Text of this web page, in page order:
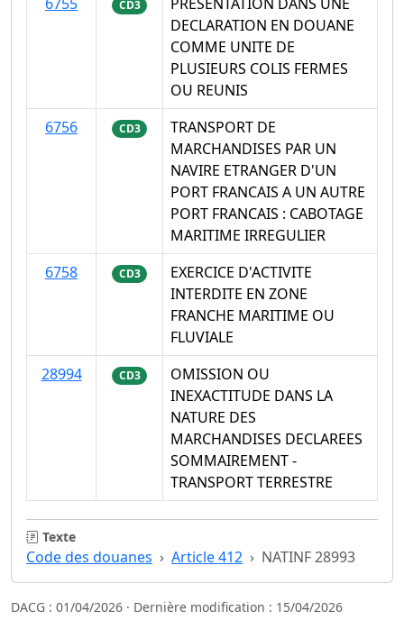
CD3
DECLARATION EN DOUANE
COMME UNITE DE
PLUSIEURS COLIS FERMES
OU REUNIS
6756
CD3
TRANSPORT DE
MARCHANDISES PAR UN
NAVIRE ETRANGER D'UN
PORT FRANCAIS A UN AUTRE
PORT FRANCAIS : CABOTAGE
MARITIME IRREGULIER
6758
CD3
EXERCICE D'ACTIVITE
INTERDITE EN ZONE
FRANCHE MARITIME OU
FLUVIALE
28994
CD3
OMISSION OU
INEXACTITUDE DANS LA
NATURE DES
MARCHANDISES DECLAREES
SOMMAIREMENT -
TRANSPORT TERRESTRE
Texte
Code des douanes Article 412 NATINF 28993
DACG : 01/04/2026 · Dernière modification : 15/04/2026